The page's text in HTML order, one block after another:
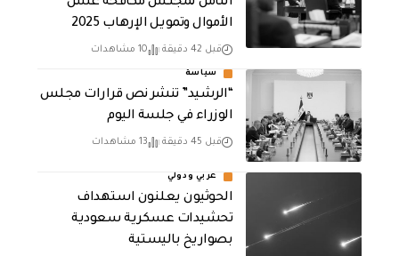
الثامن لمجلـس مكافحة غسل
الأموال وتمويـل الإرهـاب 2025
قبل 42 دقيقة 10 مشاهدات
سياسة
“الرشيد” تنشر نص قرارات مجلس
الوزراء في جلسة اليوم
قبل 45 دقيقة 13 مشاهدات
عربي ودولي
الحوثيون يعلنون استهداف
تحشيدات عسكرية سعودية
بصواريخ باليستية